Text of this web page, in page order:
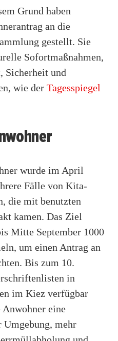
Grund haben
an die
gestellt. Sie
Sofortmaßnahmen,
Sicherheit und
wie der Tagesspiegel
wurde im April
Fälle von Kita-
die mit benutzten
kamen. Das Ziel
Mitte September 1000
um einen Antrag an
Bis zum 10.
in
im Kiez verfügbar
eine
Umgebung, mehr